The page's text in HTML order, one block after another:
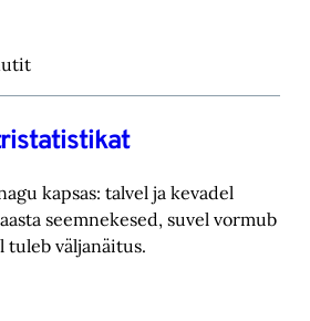
kapsas: talvel ja kevadel
seemnekesed, suvel vormub
tuleb väljanäitus.